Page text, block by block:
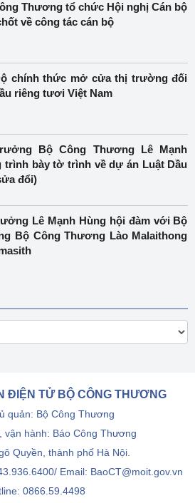
Thương tổ chức Hội nghị Cán bộ
về công tác cán bộ
chính thức mở cửa thị trường đối
riêng tươi Việt Nam
Bộ Công Thương Lê Mạnh
trình bày tờ trình về dự án Luật Dầu
đổi)
Lê Mạnh Hùng hội đàm với Bộ
Bộ Công Thương Lào Malaithong
ĐIỆN TỬ BỘ CÔNG THƯƠNG
quản: Bộ Công Thương
vận hành: Báo Công Thương
Quyền, thành phố Hà Nội.
Email: BaoCT@moit.gov.vn
0866.59.4498